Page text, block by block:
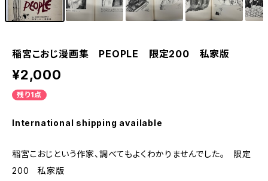
稲宮こおじ漫画集 PEOPLE 限定200 私家版
¥2,000
残り1点
International shipping available
稲宮こおじという作家、調べてもよくわかりませんでした。 限定
200 私家版